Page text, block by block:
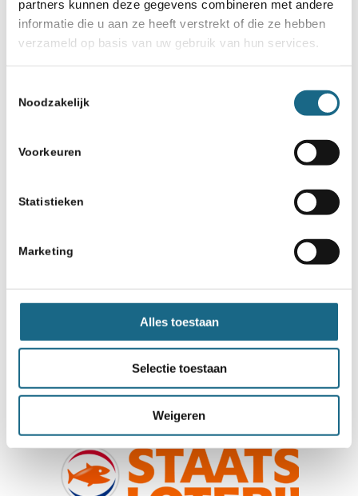
partners kunnen deze gegevens combineren met andere
informatie die u aan ze heeft verstrekt of die ze hebben
verzameld op basis van uw gebruik van hun services.
Noodzakelijk
Voorkeuren
Statistieken
Marketing
Alles toestaan
Selectie toestaan
Weigeren